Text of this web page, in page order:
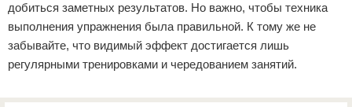
добиться заметных результатов. Но важно, чтобы техника
выполнения упражнения была правильной. К тому же не
забывайте, что видимый эффект достигается лишь
регулярными тренировками и чередованием занятий.